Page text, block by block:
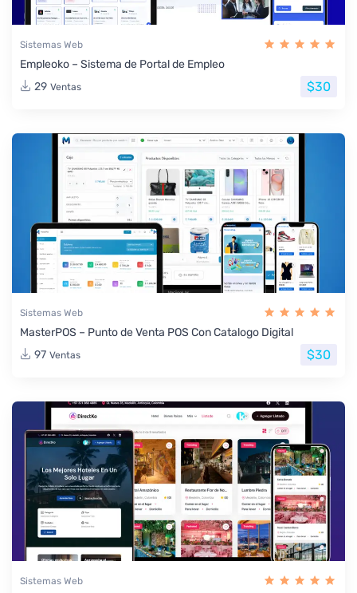
Sistemas Web
Empleoko – Sistema de Portal de Empleo
29 Ventas $30
Sistemas Web
MasterPOS – Punto de Venta POS Con Catalogo Digital
97 Ventas $30
Sistemas Web